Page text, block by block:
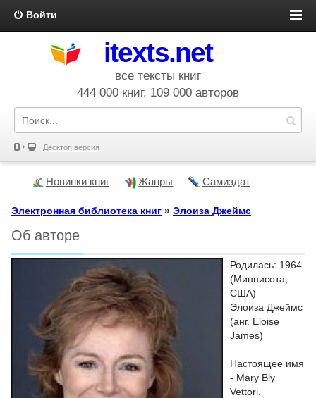
Войти
itexts.net
все тексты книг
444 000 книг, 109 000 авторов
Десктоп версия
Новинки книг Жанры Самиздат
Электронная библиотека книг » Элоиза Джеймс
Об авторе
Родилась: 1964
(Миннисота,
США)
Элоиза Джеймс
(анг. Eloise
James)
Настоящее имя
- Mary Bly
Vettori.